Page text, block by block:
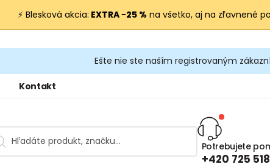
⚡ Blesková akcia: EXTRA −25 % na všetko, aj na zľavnené
Ešte nie ste naším registrovaným
Kontakt
Potrebujete
+420 725